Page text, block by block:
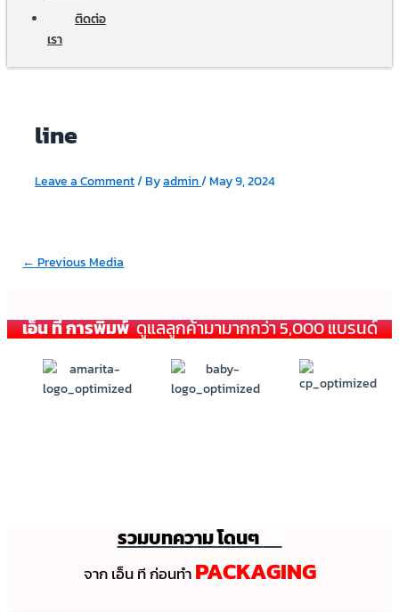
ติดต่อ
เรา
line
Leave a Comment/ Byadmin/May 9, 2024
← Previous Media
เอ็น ที การพิมพ์ดูแลลูกค้ามามากกว่า 5,000 แบรนด์
รวมบทความ โดนๆ
จาก เอ็น ที ก่อนทํา PACKAGING